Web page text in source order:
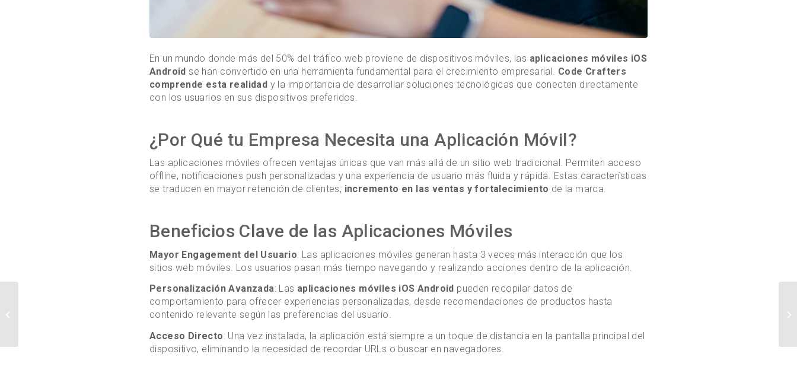
En un mundo donde más del 50% del tráfico web proviene de dispositivos móviles, las aplicaciones móviles iOS
Android se han convertido en una herramienta fundamental para el crecimiento empresarial. Code Crafters
comprende esta realidad y la importancia de desarrollar soluciones tecnológicas que conecten directamente
con los usuarios en sus dispositivos preferidos.
¿Por Qué tu Empresa Necesita una Aplicación Móvil?
Las aplicaciones móviles ofrecen ventajas únicas que van más allá de un sitio web tradicional. Permiten acceso
offline, notificaciones push personalizadas y una experiencia de usuario más fluida y rápida. Estas características
se traducen en mayor retención de clientes, incremento en las ventas y fortalecimiento de la marca.
Beneficios Clave de las Aplicaciones Móviles
Mayor Engagement del Usuario: Las aplicaciones móviles generan hasta 3 veces más interacción que los
sitios web móviles. Los usuarios pasan más tiempo navegando y realizando acciones dentro de la aplicación.
Personalización Avanzada: Las aplicaciones móviles iOS Android pueden recopilar datos de
comportamiento para ofrecer experiencias personalizadas, desde recomendaciones de productos hasta
contenido relevante según las preferencias del usuario.
Acceso Directo: Una vez instalada, la aplicación está siempre a un toque de distancia en la pantalla principal del
dispositivo, eliminando la necesidad de recordar URLs o buscar en navegadores.